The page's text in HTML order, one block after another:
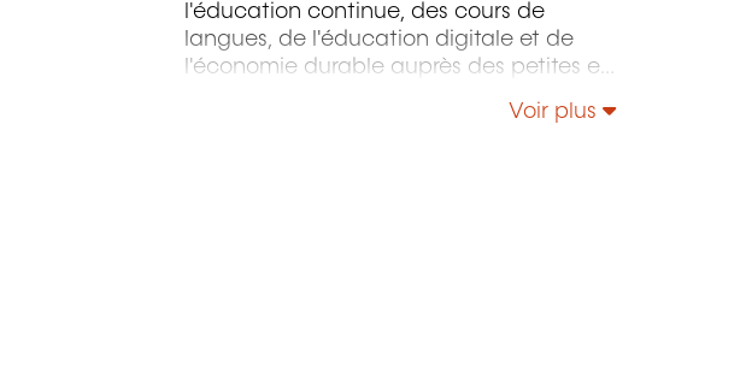
l'éducation continue, des cours de
langues, de l'éducation digitale et de
l'économie durable auprès des petites et
Voir plus